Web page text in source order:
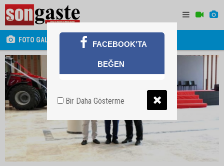
FOTO GALERİ FACEBOOK'TA
BEĞEN
Bir Daha Gösterme